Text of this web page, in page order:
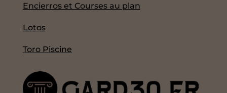
Encierros et Courses au plan
Lotos
Toro Piscine